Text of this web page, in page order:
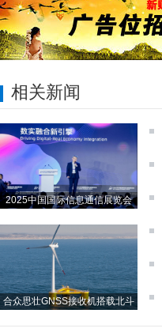
相关新闻
2025中国国际信息通信展览会
合众思壮GNSS接收机搭载北斗